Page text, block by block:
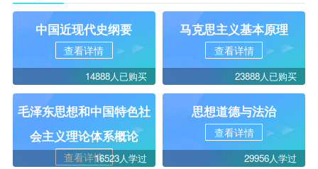
中国近现代史纲要
查看详情
14888人已购买
马克思主义基本原理
查看详情
23888人已购买
毛泽东思想和中国特色社
会主义理论体系概论
查看详情16523人学过
思想道德与法治
查看详情
29956人学过